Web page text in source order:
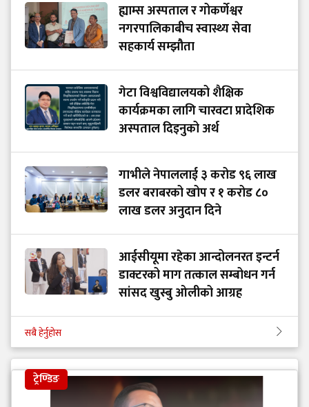
ह्याम्स अस्पताल र गोकर्णेश्वर
नगरपालिकाबीच स्वास्थ्य सेवा
सहकार्य सम्झौता
गेटा विश्वविद्यालयको शैक्षिक
कार्यक्रमका लागि चारवटा प्रादेशिक
अस्पताल दिइनुको अर्थ
गाभीले नेपाललाई ३ करोड ९६ लाख
डलर बराबरको खोप र १ करोड ८०
लाख डलर अनुदान दिने
आईसीयूमा रहेका आन्दोलनरत इन्टर्न
डाक्टरको माग तत्काल सम्बोधन गर्न
सांसद खुस्बु ओलीको आग्रह
सबै हेर्नुहोस
ट्रेण्डिङ